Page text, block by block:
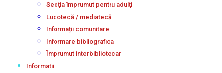
Secţia împrumut pentru adulţi
Ludotecă / mediatecă
Informații comunitare
Informare bibliografica
Împrumut interbibliotecar
Informatii